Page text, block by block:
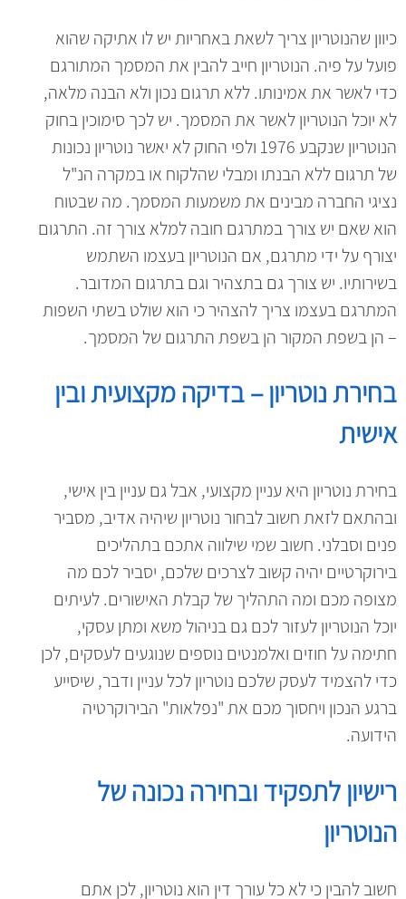
כיוון שהנוטריון צריך לשאת באחריות יש לו אתיקה שהוא
פועל על פיה. הנוטריון חייב להבין את המסמך המתורגם
כדי לאשר את אמינותו. ללא תרגום נכון ולא הבנה מלאה,
לא יוכל הנוטריון לאשר את המסמך. יש לכך סימוכין בחוק
הנוטריון שנקבע 1976 ולפי החוק לא יאשר נוטריון נכונות
של תרגום ללא הבנתו ומבלי שהלקוח או במקרה הנ"ל
נציגי החברה מבינים את משמעות המסמך. מה שבטוח
הוא שאם יש צורך במתרגם חובה למלא צורך זה. התרגום
יצורף על ידי מתרגם, אם הנוטריון בעצמו השתמש
בשירותיו. יש צורך גם בתצהיר וגם בתרגום המדובר.
המתרגם בעצמו צריך להצהיר כי הוא שולט בשתי השפות
– הן בשפת המקור הן בשפת התרגום של המסמך.
בחירת נוטריון – בדיקה מקצועית ובין
אישית
בחירת נוטריון היא עניין מקצועי, אבל גם עניין בין אישי,
ובהתאם לזאת חשוב לבחור נוטריון שיהיה אדיב, מסביר
פנים וסבלני. חשוב שמי שילווה אתכם בתהליכים
בירוקרטיים יהיה קשוב לצרכים שלכם, יסביר לכם מה
מצופה מכם ומה התהליך של קבלת האישורים. לעיתים
יוכל הנוטריון לעזור לכם גם בניהול משא ומתן עסקי,
חתימה על חוזים ואלמנטים נוספים שנוגעים לעסקים, לכן
כדי להצמיד לעסק שלכם נוטריון לכל עניין ודבר, שיסייע
ברגע הנכון ויחסוך מכם את "נפלאות" הבירוקרטיה
הידועה.
רישיון לתפקיד ובחירה נכונה של
הנוטריון
חשוב להבין כי לא כל עורך דין הוא נוטריון, לכן אתם